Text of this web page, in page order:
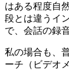
はある程度自
段とは違うイ
で、会話の録
私の場合も、
ーチ（ビデオ